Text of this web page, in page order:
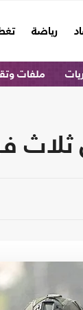
رياضة
ملفات